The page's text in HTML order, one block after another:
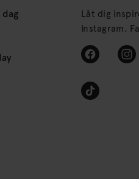
Låt dig
Instagram,